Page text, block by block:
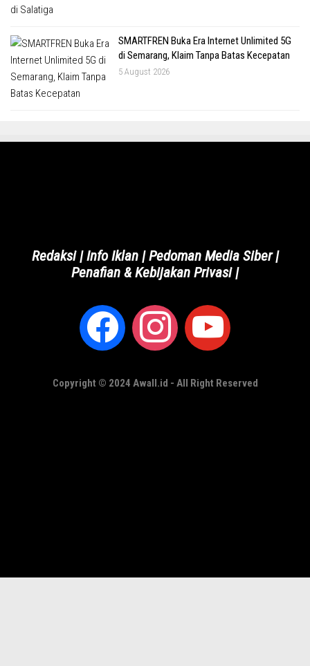
SMARTFREN Buka Era Internet Unlimited 5G
di Semarang, Klaim Tanpa Batas Kecepatan
5 August 2026
Redaksi|Info Iklan|Pedoman Media Siber|
Penafian & Kebijakan Privasi|
Copyright © 2024 Awall.id - All Right Reserved